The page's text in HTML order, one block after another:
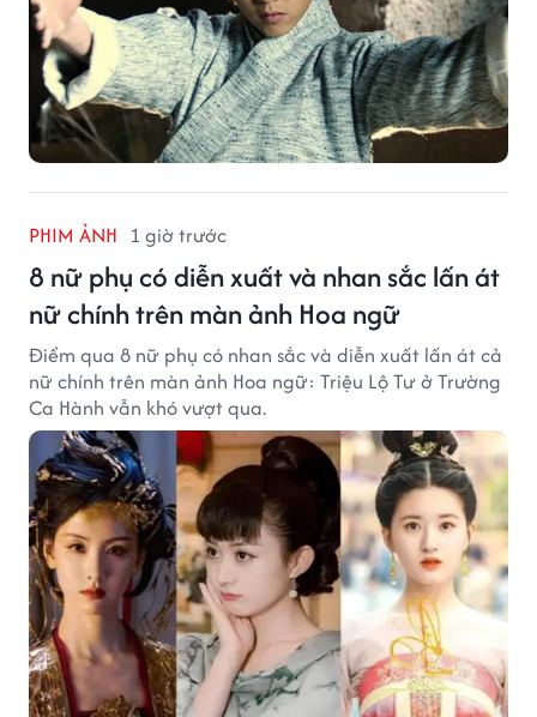
PHIM ẢNH 1 giờ trước
8 nữ phụ có diễn xuất và nhan sắc lấn át
nữ chính trên màn ảnh Hoa ngữ
Điểm qua 8 nữ phụ có nhan sắc và diễn xuất lấn át cả
nữ chính trên màn ảnh Hoa ngữ: Triệu Lộ Tư ở Trường
Ca Hành vẫn khó vượt qua.